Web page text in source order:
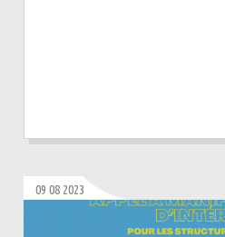
09 08 2023